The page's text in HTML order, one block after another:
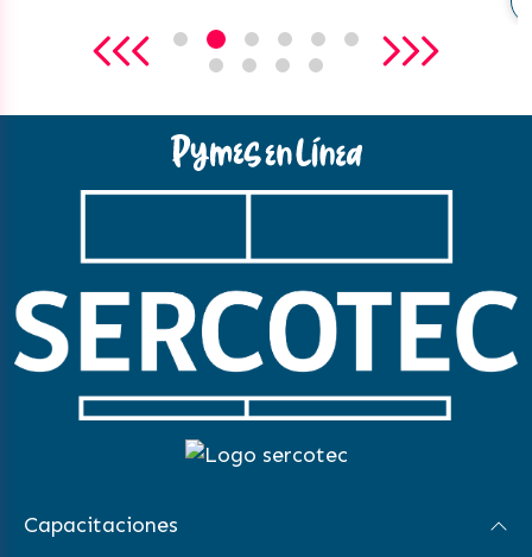
Capacitaciones